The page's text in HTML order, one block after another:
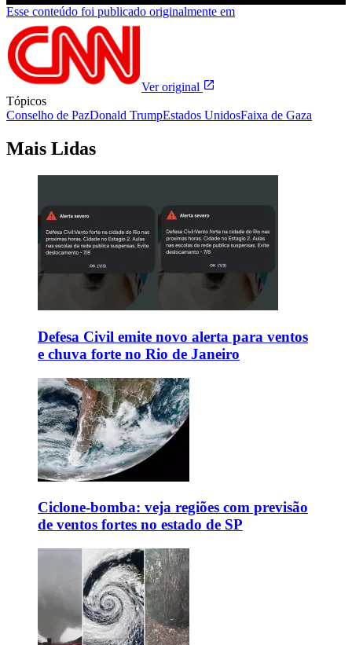
Esse conteúdo foi publicado originalmente em
Ver original
Tópicos
Conselho de PazDonald TrumpEstados UnidosFaixa de Gaza
Mais Lidas
Defesa Civil emite novo alerta para ventos
e chuva forte no Rio de Janeiro
Ciclone-bomba: veja regiões com previsão
de ventos fortes no estado de SP